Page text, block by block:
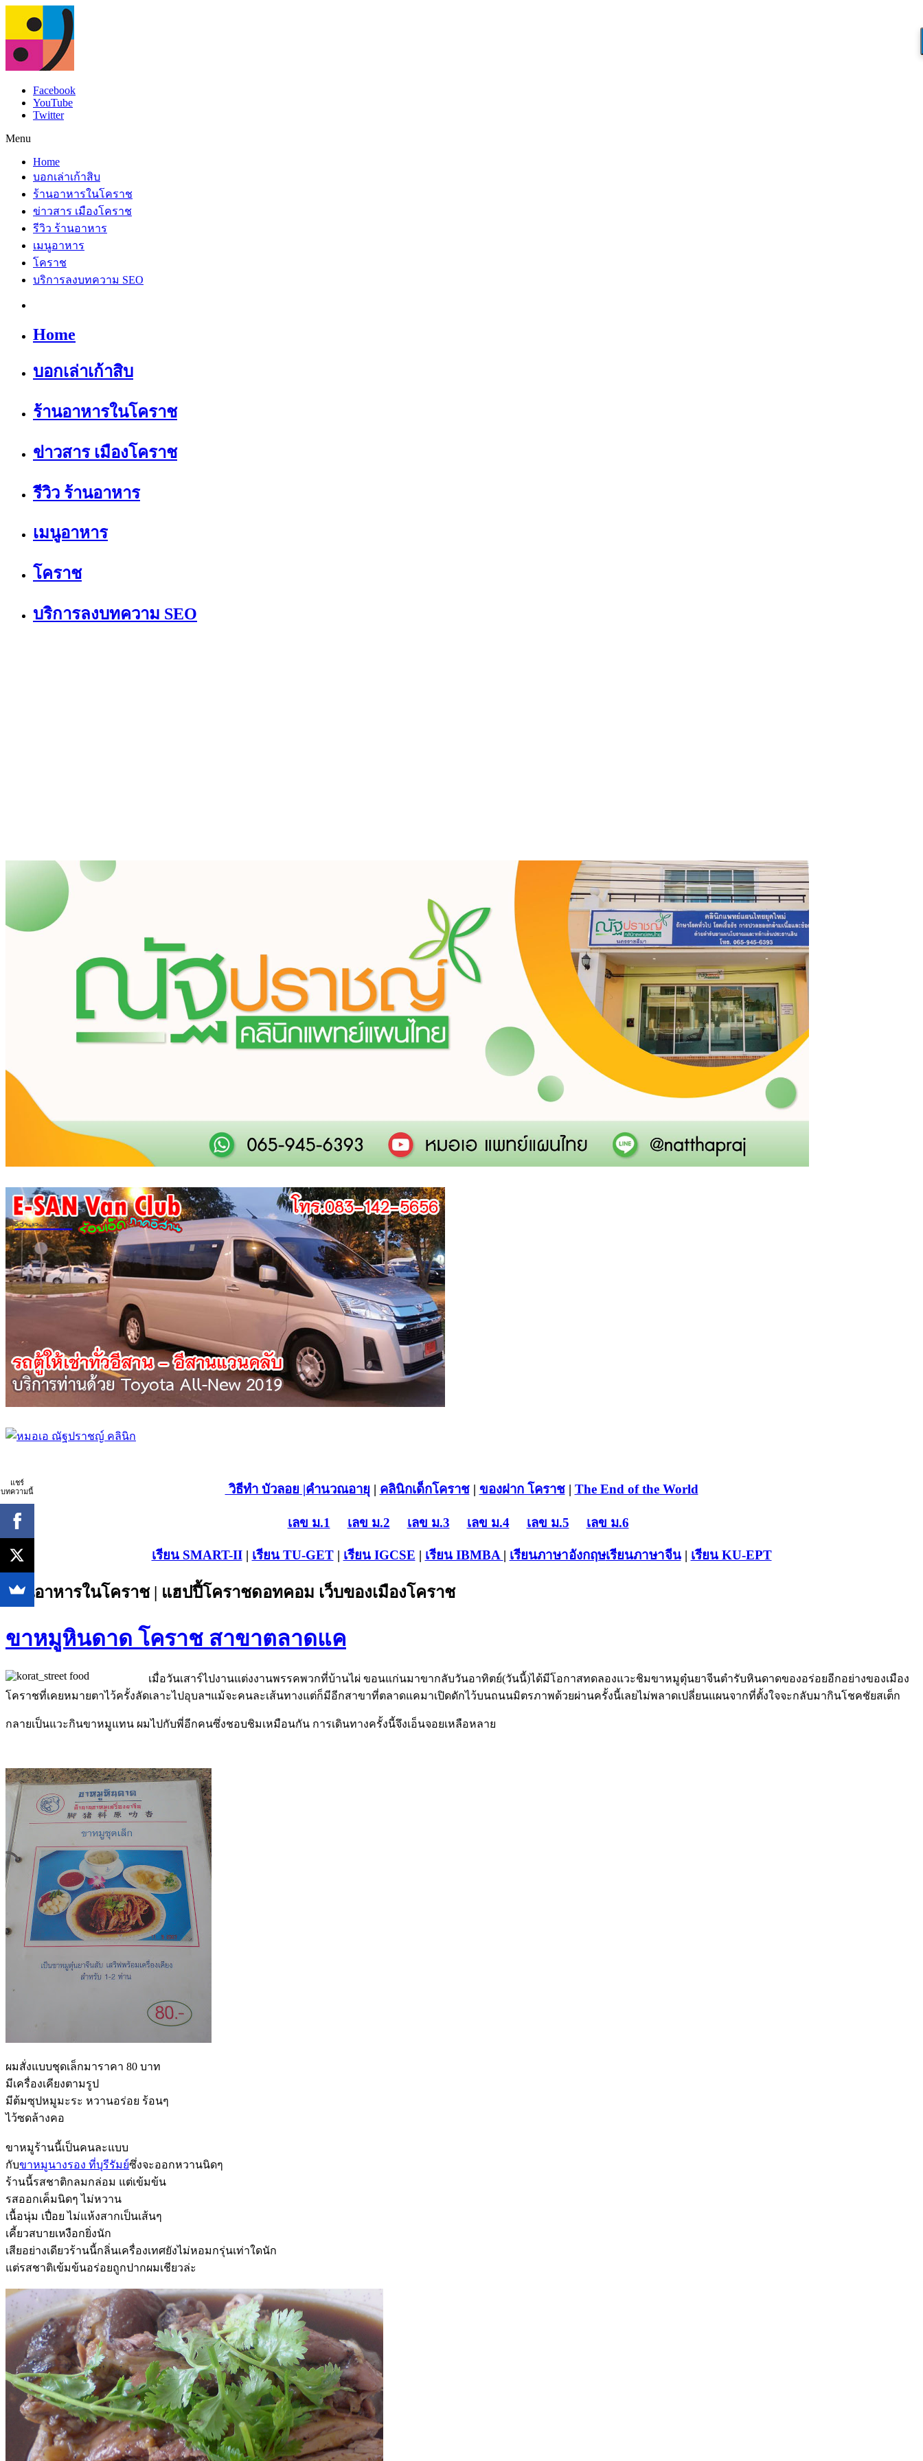
Facebook
YouTube
Twitter
Menu
Home
บอกเล่าเก้าสิบ
ร้านอาหารในโคราช
ข่าวสาร เมืองโคราช
รีวิว ร้านอาหาร
เมนูอาหาร
โคราช
บริการลงบทความ SEO
Home
บอกเล่าเก้าสิบ
ร้านอาหารในโคราช
ข่าวสาร เมืองโคราช
รีวิว ร้านอาหาร
เมนูอาหาร
โคราช
บริการลงบทความ SEO
วิธีทำ บัวลอย |คำนวณอายุ | คลินิกเด็กโคราช| ของฝาก โคราช| The End of the World
เลข ม.1 เลข ม.2 เลข ม.3 เลข ม.4 เลข ม.5 เลข ม.6
เรียน SMART-II| เรียน TU-GET| เรียน IGCSE | เรียน IBMBA | เรียนภาษาอังกฤษเรียนภาษาจีน| เรียน KU-EPT
ร้านอาหารในโคราช | แฮปปี้โคราชดอทคอม เว็บของเมืองโคราช
ขาหมูหินดาด โคราช สาขาตลาดแค
เมื่อวันเสาร์ไปงานแต่งงานพรรคพวกที่บ้านไผ่ ขอนแก่นมาขากลับวันอาทิตย์(วันนี้)ได้มีโอกาสทดลองแวะชิมขาหมูตุ๋นยาจีนตำรับหินดาดของอร่อยอีกอย่างของเมือง
โคราชที่เคยหมายตาไว้ครั้งลัดเลาะไปอุบลฯแม้จะคนละเส้นทางแต่ก็มีอีกสาขาที่ตลาดแคมาเปิดดักไว้บนถนนมิตรภาพด้วยผ่านครั้งนี้เลยไม่พลาดเปลี่ยนแผนจากที่ตั้งใจจะกลับมากินโชคชัยสเต็ก
กลายเป็นแวะกินขาหมูแทน ผมไปกับพี่อีกคนซึ่งชอบชิมเหมือนกัน การเดินทางครั้งนี้จึงเอ็นจอยเหลือหลาย
ผมสั่งแบบชุดเล็กมาราคา 80 บาท
มีเครื่องเคียงตามรูป
มีต้มซุปหมูมะระ หวานอร่อย ร้อนๆ
ไว้ซดล้างคอ
ขาหมูร้านนี้เป็นคนละแบบ
กับขาหมูนางรอง ที่บุรีรัมย์ซึ่งจะออกหวานนิดๆ
ร้านนี้รสชาติกลมกล่อม แต่เข้มข้น
รสออกเค็มนิดๆ ไม่หวาน
เนื้อนุ่ม เปื่อย ไม่แห้งสากเป็นเส้นๆ
เคี้ยวสบายเหงือกยิ่งนัก
เสียอย่างเดียวร้านนี้กลิ่นเครื่องเทศยังไม่หอมกรุ่นเท่าใดนัก
แต่รสชาติเข้มข้นอร่อยถูกปากผมเชียวล่ะ
แชร์
บทความนี้